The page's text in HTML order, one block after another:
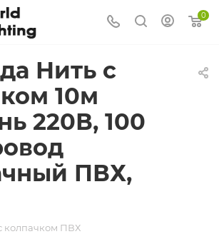
0
Нить с
10м
220В, 100
ПВХ,
колпачком ПВХ